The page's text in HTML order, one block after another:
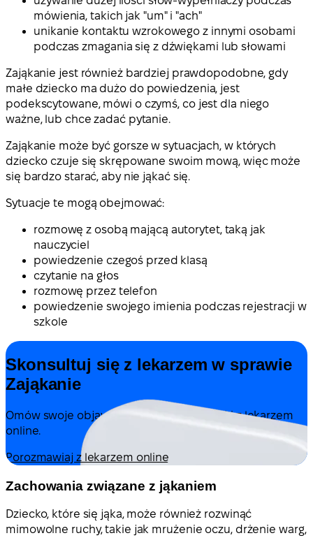
mówienia, takich jak "um" i "ach"
unikanie kontaktu wzrokowego z innymi osobami
podczas zmagania się z dźwiękami lub słowami
Zająkanie jest również bardziej prawdopodobne, gdy
małe dziecko ma dużo do powiedzenia, jest
podekscytowane, mówi o czymś, co jest dla niego
ważne, lub chce zadać pytanie.
Zająkanie może być gorsze w sytuacjach, w których
dziecko czuje się skrępowane swoim mową, więc może
się bardzo starać, aby nie jąkać się.
Sytuacje te mogą obejmować:
rozmowę z osobą mającą autorytet, taką jak
nauczyciel
powiedzenie czegoś przed klasą
czytanie na głos
rozmowę przez telefon
powiedzenie swojego imienia podczas rejestracji w
szkole
Skonsultuj się z lekarzem w sprawie
Zająkanie
Omów swoje objawy i możliwe dalsze kroki z lekarzem
online.
Porozmawiaj z lekarzem online
Zachowania związane z jąkaniem
Dziecko, które się jąka, może również rozwinąć
mimowolne ruchy, takie jak mrużenie oczu, drżenie warg,